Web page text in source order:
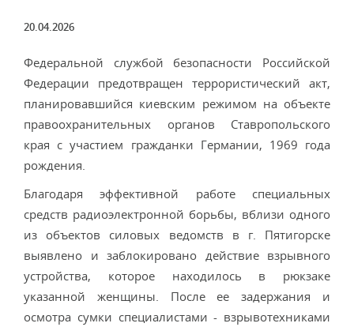
20.04.2026
Федеральной службой безопасности Российской
Федерации предотвращен террористический акт,
планировавшийся киевским режимом на объекте
правоохранительных органов Ставропольского
края с участием гражданки Германии, 1969 года
рождения.
Благодаря эффективной работе специальных
средств радиоэлектронной борьбы, вблизи одного
из объектов силовых ведомств в г. Пятигорске
выявлено и заблокировано действие взрывного
устройства, которое находилось в рюкзаке
указанной женщины. После ее задержания и
осмотра сумки специалистами - взрывотехниками